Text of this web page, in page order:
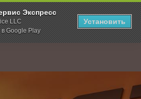
Экспресс
LLC
в Google Play
Установить
Новости Ограничения на ледовой